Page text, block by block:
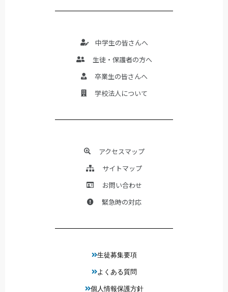
中学生の皆さんへ
生徒・保護者の方へ
卒業生の皆さんへ
学校法人について
アクセスマップ
サイトマップ
お問い合わせ
緊急時の対応
生徒募集要項
よくある質問
個人情報保護方針